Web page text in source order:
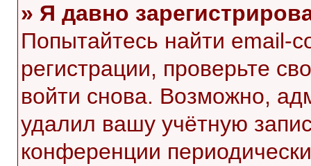
» Я давно
Попытайтесь найти email-
регистрации, проверьте
войти снова. Возможно,
удалил вашу учётную
конференции